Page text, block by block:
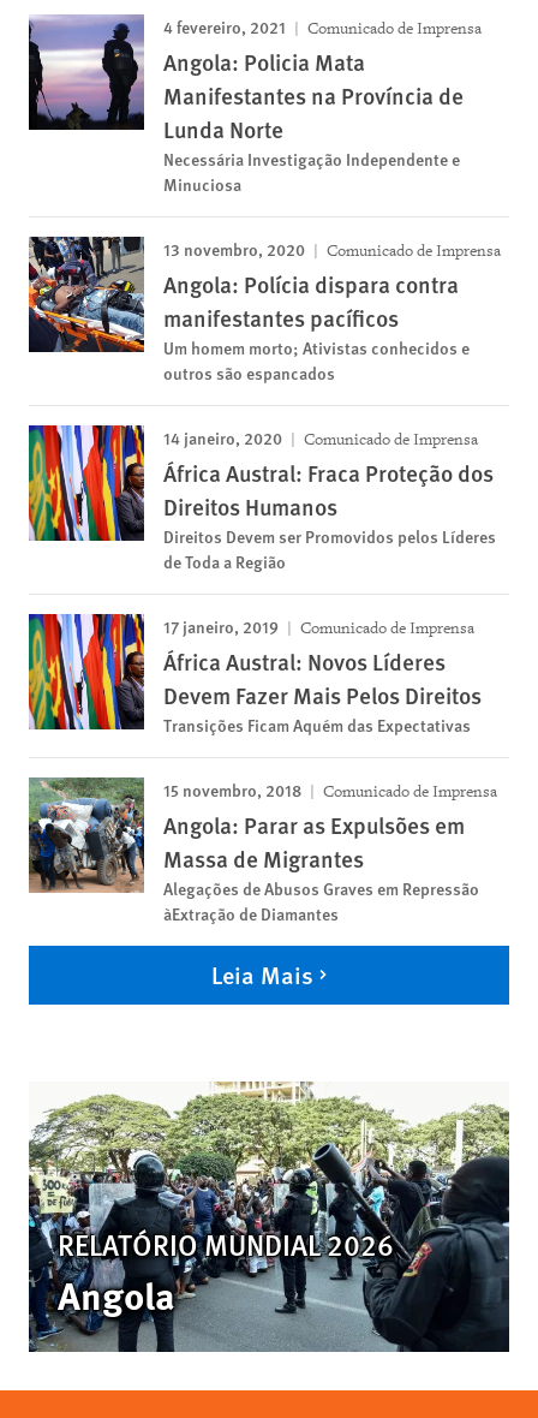
4 fevereiro, 2021 Comunicado de Imprensa
Angola: Policia Mata
Manifestantes na Província de
Lunda Norte
Necessária Investigação Independente e
Minuciosa
13 novembro, 2020 Comunicado de Imprensa
Angola: Polícia dispara contra
manifestantes pacíficos
Um homem morto; Ativistas conhecidos e
outros são espancados
14 janeiro, 2020 Comunicado de Imprensa
África Austral: Fraca Proteção dos
Direitos Humanos
Direitos Devem ser Promovidos pelos Líderes
de Toda a Região
17 janeiro, 2019 Comunicado de Imprensa
África Austral: Novos Líderes
Devem Fazer Mais Pelos Direitos
Transições Ficam Aquém das Expectativas
15 novembro, 2018 Comunicado de Imprensa
Angola: Parar as Expulsões em
Massa de Migrantes
Alegações de Abusos Graves em Repressão
àExtração de Diamantes
Leia Mais
RELATÓRIO MUNDIAL 2026
Angola